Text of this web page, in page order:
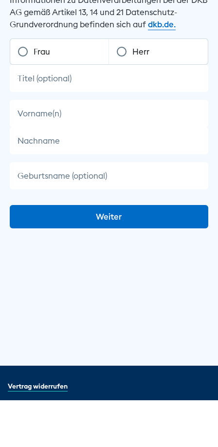
AG gemäß Artikel 13, 14 und 21 Datenschutz-
Grundverordnung befinden sich aufdkb.de.
Frau Herr
Titel (optional)
Vorname(n)
Nachname
Geburtsname (optional)
Weiter
Vertrag widerrufen